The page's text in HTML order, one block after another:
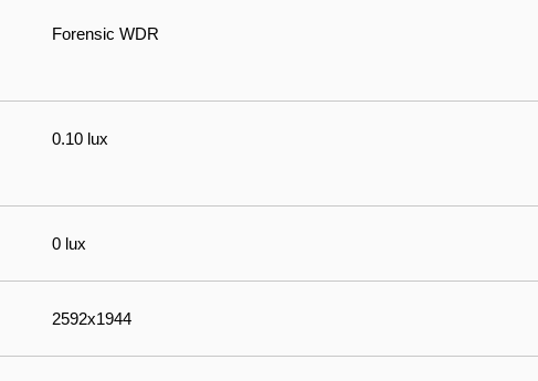
Forensic WDR
0.10 lux
0 lux
2592x1944